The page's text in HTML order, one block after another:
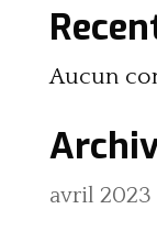
Aucun
avril 2023